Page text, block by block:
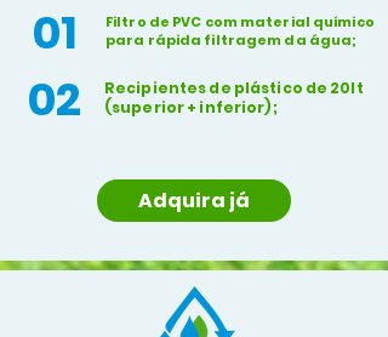
02
01
Filtro de PVC com material químico
para rápida filtragem da água;
Recipientes de plástico de 20lt
(superior + inferior);
Adquira já